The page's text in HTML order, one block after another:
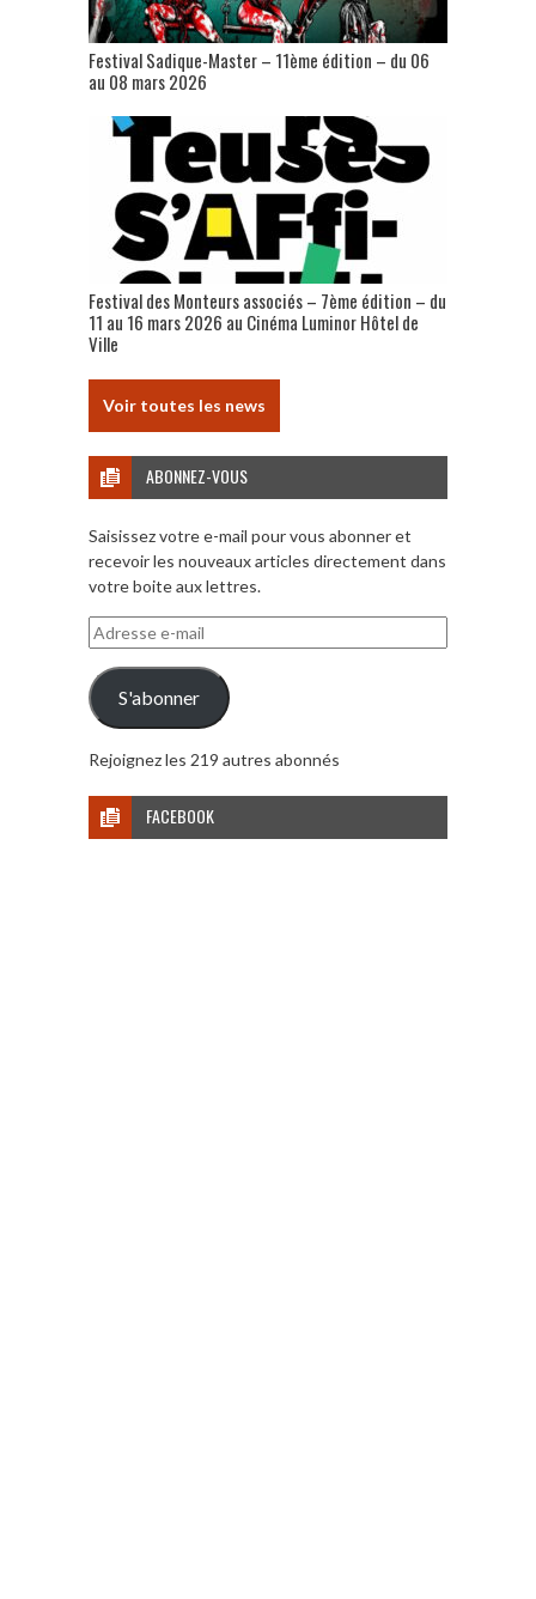
Festival Sadique-Master – 11ème édition – du 06
au 08 mars 2026
Festival des Monteurs associés – 7ème édition – du
11 au 16 mars 2026 au Cinéma Luminor Hôtel de
Ville
Voir toutes les news
ABONNEZ-VOUS
Saisissez votre e-mail pour vous abonner et
recevoir les nouveaux articles directement dans
votre boite aux lettres.
Adresse
e-
mail
S'abonner
Rejoignez les 219 autres abonnés
FACEBOOK